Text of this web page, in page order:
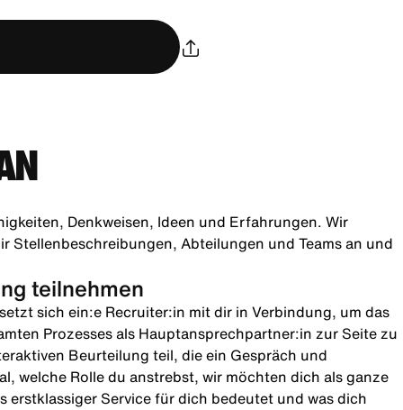
Denkweisen, Ideen und Erfahrungen. Wir
Abteilungen und Teams an und
teilnehmen
sich ein:e Recruiter:in mit dir in Verbindung, um das
Prozesses als Hauptansprechpartner:in zur Seite zu
Beurteilung teil, die ein Gespräch und
welche Rolle du anstrebst, wir möchten dich als ganze
erstklassiger Service für dich bedeutet und was dich